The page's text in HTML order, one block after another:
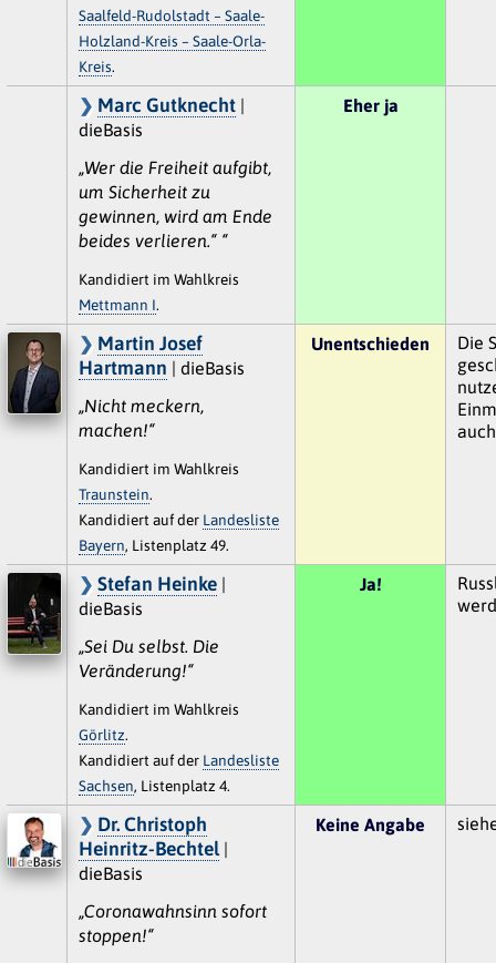
Saalfeld-Rudolstadt – Saale-
Holzland-Kreis – Saale-Orla-
Kreis.
Marc Gutknecht|
dieBasis
„Wer die Freiheit aufgibt,
um Sicherheit zu
gewinnen, wird am Ende
beides verlieren.“ “
Kandidiert im Wahlkreis
Mettmann I.
Eher ja
Martin Josef
Hartmann | dieBasis
„Nicht meckern,
machen!“
Kandidiert im Wahlkreis
Traunstein.
Kandidiert auf der Landesliste
Bayern, Listenplatz 49.
Unentschieden
Die
Stefan Heinke|
dieBasis
„Sei Du selbst. Die
Veränderung!“
Kandidiert im Wahlkreis
Görlitz.
Kandidiert auf der Landesliste
Sachsen, Listenplatz 4.
Ja!
Dr. Christoph
Heinritz-Bechtel |
dieBasis
„Coronawahnsinn sofort
stoppen!“
Keine Angabe